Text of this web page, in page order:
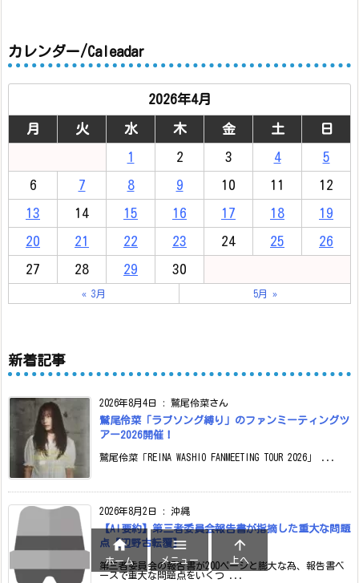
カレンダー/Caleadar
2026年4月
月 火 水 木 金 土 日
1 2 3 4 5
6 7 8 9 10 11 12
13 14 15 16 17 18 19
20 21 22 23 24 25 26
27 28 29 30
« 3月 5月 »
新着記事
2026年8月4日 : 鷲尾伶菜さん
鷲尾伶菜「ラブソング縛り」のファンミーティングツ
アー2026開催！
鷲尾伶菜「REINA WASHIO FANMEETING TOUR 2026」 ...
2026年8月2日 : 沖縄
【AI要約】第三者委員会報告書が指摘した重大な問題
点【辺野古転覆】
第三者委員会の報告書が200ページと膨大な為、報告書ベ
ースで重大な問題点をいくつ ...

ホーム

メニュー

上へ